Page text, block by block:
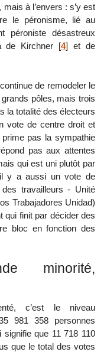
à l’envers : s’y est
le péronisme, lié au
péroniste désastreux
de Kirchner [4] et de
de remodeler le
pôles, mais trois
la totalité des électeurs
vote de centre droit et
pas la sympathie
pas aux attentes
qui est uni plutôt par
il y a aussi un vote de
travailleurs - Unité
Trabajadores Unidad)
qui finit par décider des
bloc en fonction des
minorité,
c’est le niveau
981 358 personnes
que 11 718 110
que le total des votes